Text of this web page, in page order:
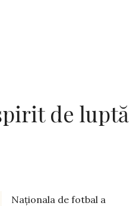
de luptă
Naționala de fotbal a